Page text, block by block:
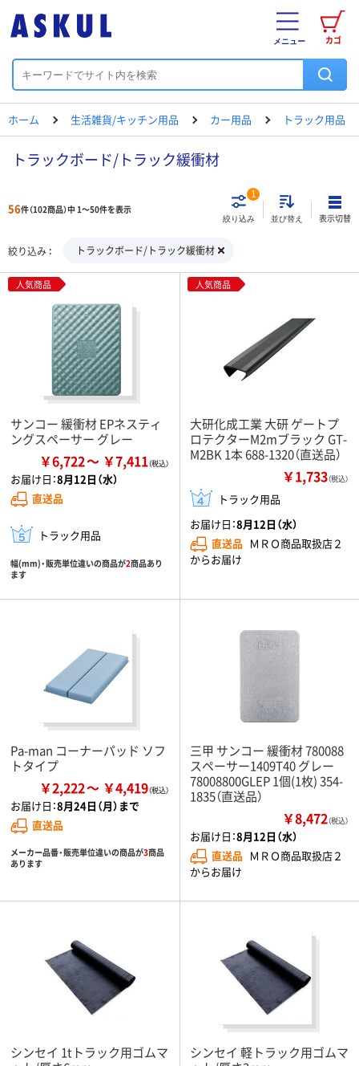
カゴ
メニュー
ホーム 生活雑貨/キッチン用品 カー用品 トラック用品
トラックボード/トラック緩衝材
56件（102商品）中 1～50件を表示
絞り込み
1
並び替え 表示切替
絞り込み トラックボード/トラック緩衝材
人気商品
サンコー 緩衝材 EPネスティ
ングスペーサー グレー
￥6,722 ￥7,411
お届け日：8月12日（水）
直送品
トラック用品
幅(mm)・販売単位違いの商品が2商品あり
ます
人気商品
大研化成工業 大研 ゲートプ
ロテクターM2mブラック GT-
M2BK 1本 688-1320（直送品）
￥1,733（税込）
トラック用品
お届け日：8月12日（水）
直送品 ＭＲＯ商品取扱店２
からお届け
Pa-man コーナーパッド ソフ
トタイプ
￥2,222 ￥4,419
お届け日：8月24日（月）まで
直送品
メーカー品番・販売単位違いの商品が3商品
あります
三甲 サンコー 緩衝材 780088
スペーサー1409T40 グレー
78008800GLEP 1個(1枚) 354-
1835（直送品）
￥8,472（税込）
お届け日：8月12日（水）
直送品 ＭＲＯ商品取扱店２
からお届け
シンセイ 1tトラック用ゴムマ
シンセイ 軽トラック用ゴムマ